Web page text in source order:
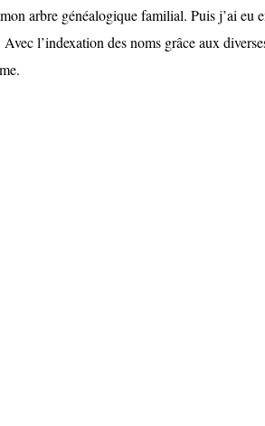
arbre généalogique familial. Puis j’ai
Avec l’indexation des noms grâce aux